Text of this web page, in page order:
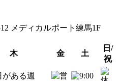
メディカルポート練馬1F
木 金 土
日/
祝